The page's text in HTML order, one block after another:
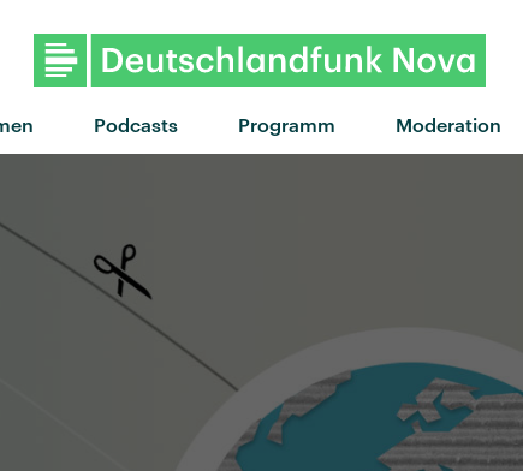
Podcasts Programm Moderation
"Hand that feeds"